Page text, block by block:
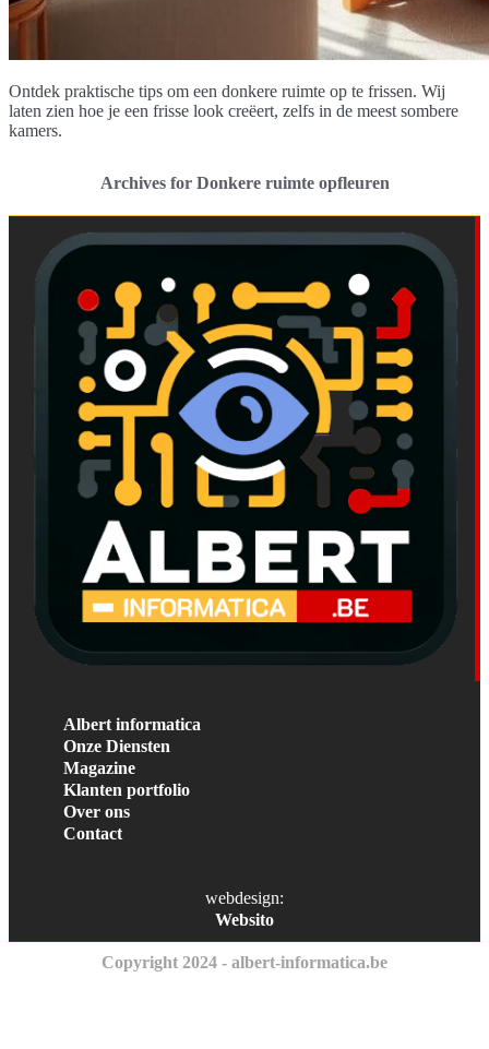
Ontdek praktische tips om een donkere ruimte op te frissen. Wij
laten zien hoe je een frisse look creëert, zelfs in de meest sombere
kamers.
Archives for Donkere ruimte opfleuren
Albert informatica
Onze Diensten
Magazine
Klanten portfolio
Over ons
Contact
webdesign:
Websito
Copyright 2024 - albert-informatica.be